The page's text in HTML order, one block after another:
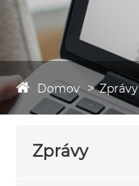
Domov Zprávy
Zprávy